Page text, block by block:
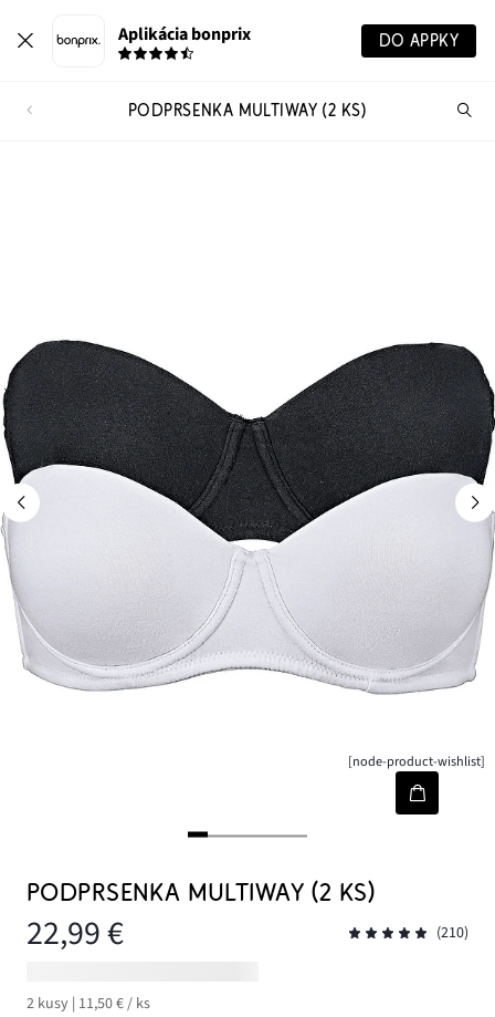
Aplikácia bonprix DO APPKY
PODPRSENKA MULTIWAY (2 KS)
[node-product-wishlist]
PODPRSENKA MULTIWAY (2 KS)
22,99 € (210)
2 kusy | 11,50 € / ks